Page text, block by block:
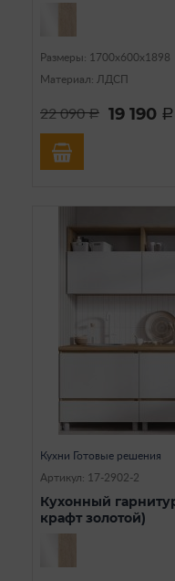
Размеры: 1700х600х1898
Материал: ЛДСП
22 090a 19 190 a
Кухни Готовые решения
Артикул: 17-2902-2
Кухонный
крафт золотой)